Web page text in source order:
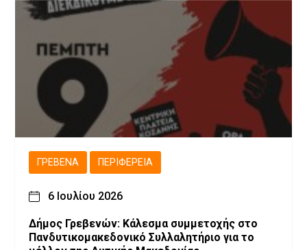
ΓΡΕΒΕΝΆ ΠΕΡΙΦΈΡΕΙΑ
6 Ιουλίου 2026
Δήμος Γρεβενών: Κάλεσμα συμμετοχής στο
Πανδυτικομακεδονικό Συλλαλητήριο για το